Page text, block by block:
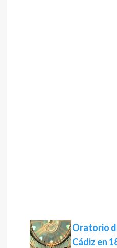
Oratorio
Cádiz en